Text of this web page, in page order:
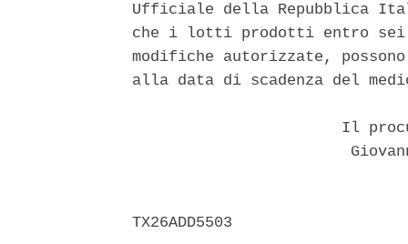
Ufficiale della Repubblica
che i lotti prodotti entro sei
modifiche autorizzate,
alla data di scadenza del
Il